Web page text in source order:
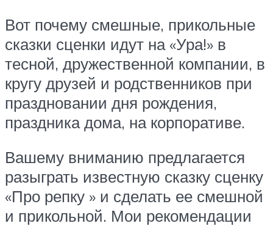
Вот почему смешные, прикольные
сказки сценки идут на «Ура!» в
тесной, дружественной компании, в
кругу друзей и родственников при
праздновании дня рождения,
праздника дома, на корпоративе.
Вашему вниманию предлагается
разыграть известную сказку сценку
«Про репку » и сделать ее смешной
и прикольной. Мои рекомендации